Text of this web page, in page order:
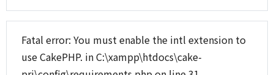
Fatal error: You must enable the intl extension to
use CakePHP. in C:\xampp\htdocs\cake-